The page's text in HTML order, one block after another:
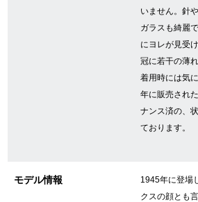
GINZA RASINにつ
GINZA RASINの中古腕時計について
受賞歴
いません。針
ガラスも綺麗
にヨレが見受
冠に若干の薄
着用時には気
年に販売され
ナンス済の、
ております。
モデル情報
1945年に登場
クスの顔とも